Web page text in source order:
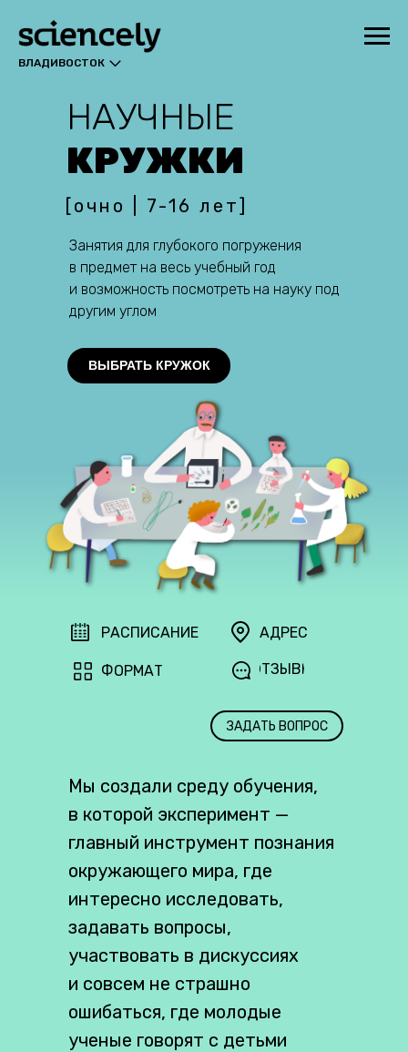
ВЛАДИВОСТОК
Занятия для глубокого погружения
в предмет на весь учебный год
и возможность посмотреть на науку под
другим углом
НАУЧНЫЕ
КРУЖКИ
ВЫБРАТЬ КРУЖОК
[очно | 7-16 лет]
ЗАДАТЬ ВОПРОС
ФОРМАТ ОТЗЫВЫ
АДРЕС
РАСПИСАНИЕ
Мы создали среду обучения,
в которой эксперимент —
главный инструмент познания
окружающего мира, где
интересно исследовать,
задавать вопросы,
участвовать в дискуссиях
и совсем не страшно
ошибаться, где молодые
ученые говорят с детьми